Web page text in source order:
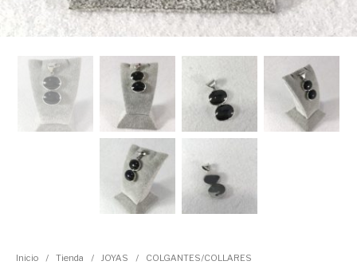
Inicio / Tienda / JOYAS / COLGANTES/COLLARES